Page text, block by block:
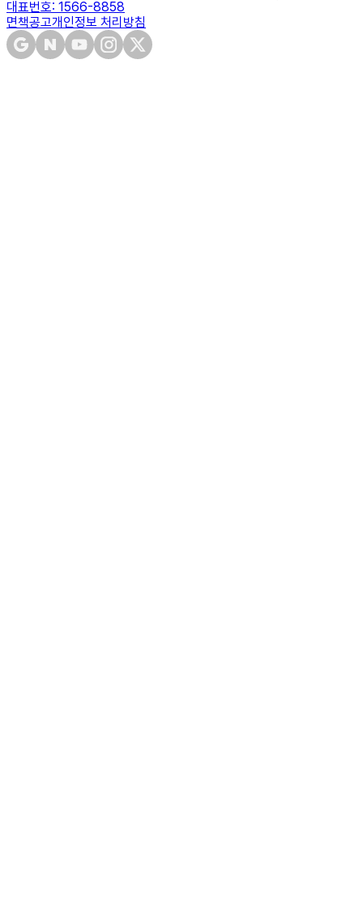
대표번호: 1566-8858
면책공고개인정보 처리방침